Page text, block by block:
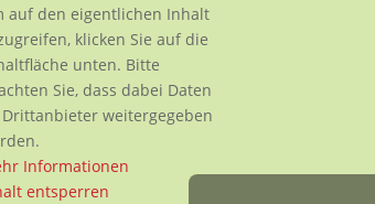
auf den eigentlichen Inhalt
klicken Sie auf die
unten. Bitte
Sie, dass dabei Daten
weitergegeben
Informationen
entsperren